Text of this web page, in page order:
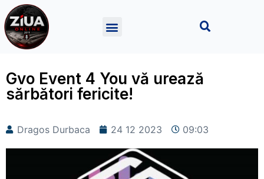
Gvo Event 4 You vă urează
sărbători fericite!
Dragos Durbaca 24 12 2023 09:03